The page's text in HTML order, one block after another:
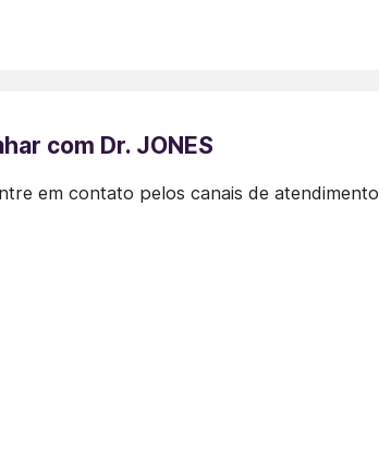
com Dr. JONES
em contato pelos canais de atendimento